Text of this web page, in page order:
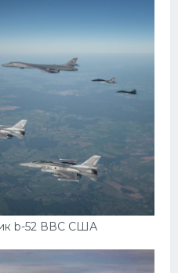
b-52 ВВС США